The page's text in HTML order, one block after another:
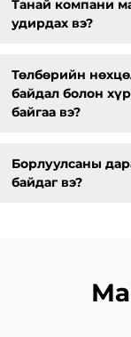
Танай компани
удирдах вэ?
Төлбөрийн
байдал болон
байгаа вэ?
Борлуулсаны
байдаг вэ?